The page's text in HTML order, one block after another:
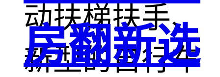
动扶梯扶手、
新型的自行车
房翻新选